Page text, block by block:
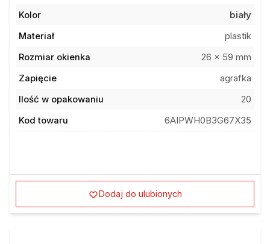
Kolor
biały
Materiał
plastik
Rozmiar okienka
26 x 59 mm
Zapięcie
agrafka
Ilość w opakowaniu
20
Kod towaru
6AIPWH0B3G67X35
Dodaj do ulubionych